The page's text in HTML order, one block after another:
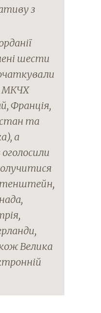
з
шести
МКЧХ
Франція,
та
а
Велика